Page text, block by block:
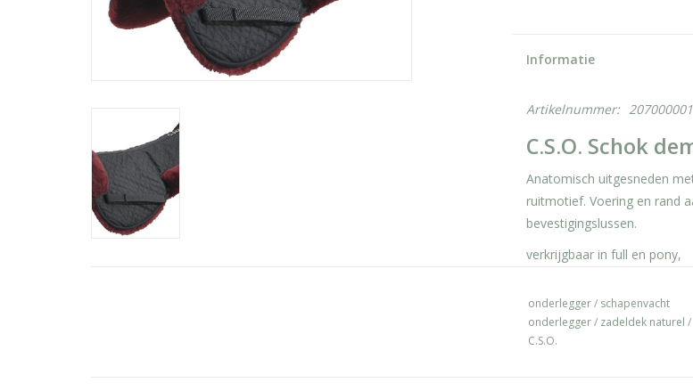
Informatie
Artikelnummer: 207000001
C.S.O. Schok
Anatomisch uitgesneden
ruitmotief. Voering en rand
bevestigingslussen.
verkrijgbaar in full en pony,
onderlegger/ schapenvacht
onderlegger/ zadeldek naturel /
C.S.O.